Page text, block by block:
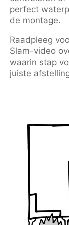
perfect
de montage.
Raadpleeg
Slam-video
waarin stap
juiste